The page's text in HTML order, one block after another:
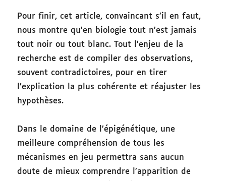
Pour finir, cet article, convaincant s’il en faut,
nous montre qu’en biologie tout n’est jamais
tout noir ou tout blanc. Tout l’enjeu de la
recherche est de compiler des observations,
souvent contradictoires, pour en tirer
l’explication la plus cohérente et réajuster les
hypothèses.
Dans le domaine de l’épigénétique, une
meilleure compréhension de tous les
mécanismes en jeu permettra sans aucun
doute de mieux comprendre l’apparition de